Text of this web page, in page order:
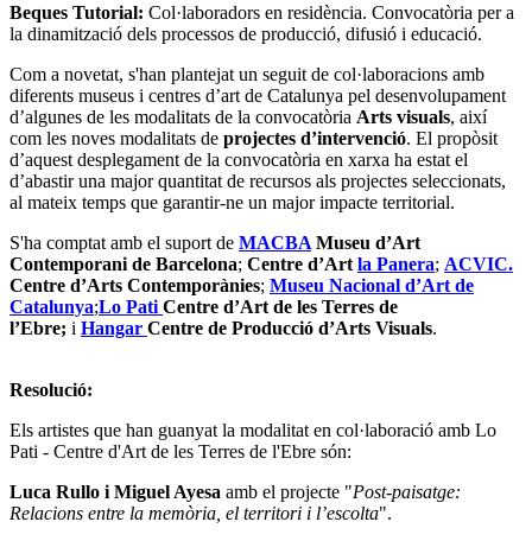
Beques Tutorial: Col·laboradors en residència. Convocatòria per a
la dinamització dels processos de producció, difusió i educació.
Com a novetat, s'han plantejat un seguit de col·laboracions amb
diferents museus i centres d’art de Catalunya pel desenvolupament
d’algunes de les modalitats de la convocatòria Arts visuals, així
com les noves modalitats de projectes d’intervenció. El propòsit
d’aquest desplegament de la convocatòria en xarxa ha estat el
d’abastir una major quantitat de recursos als projectes seleccionats,
al mateix temps que garantir-ne un major impacte territorial.
S'ha comptat amb el suport de MACBA Museu d’Art
Contemporani de Barcelona; Centre d’Art la Panera; ACVIC.
Centre d’Arts Contemporànies; Museu Nacional d’Art de
Catalunya;Lo Pati Centre d’Art de les Terres de
l’Ebre; i Hangar Centre de Producció d’Arts Visuals.
Resolució:
Els artistes que han guanyat la modalitat en col·laboració amb Lo
Pati - Centre d'Art de les Terres de l'Ebre són:
Luca Rullo i Miguel Ayesa amb el projecte "Post-paisatge:
Relacions entre la memòria, el territori i l’escolta".